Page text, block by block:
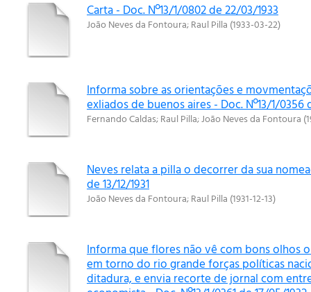
Carta - Doc. Nº13/1/0802 de 22/03/1933
João Neves da Fontoura;Raul Pilla (1933-03-22)
Informa sobre as orientações e
exliados de buenos aires - Doc. Nº13/1/0356
Fernando Caldas;Raul Pilla;João Neves da Fontoura (
Neves relata a pilla o decorrer da sua
de 13/12/1931
João Neves da Fontoura;Raul Pilla (1931-12-13)
Informa que flores não vê com bons olhos
em torno do rio grande forças políticas
ditadura, e envia recorte de jornal com